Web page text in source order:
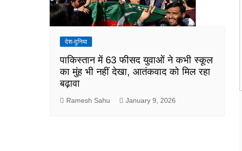
देश-दुनिया
पाकिस्तान में 63 फीसद युवाओं ने कभी स्कूल
का मुंह भी नहीं देखा, आतंकवाद को मिल रहा
बढ़ावा
Ramesh Sahu January 9, 2026